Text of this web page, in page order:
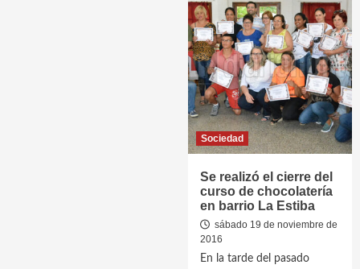
Sociedad
Se realizó el cierre del
curso de chocolatería
en barrio La Estiba
sábado 19 de noviembre de
2016
En la tarde del pasado